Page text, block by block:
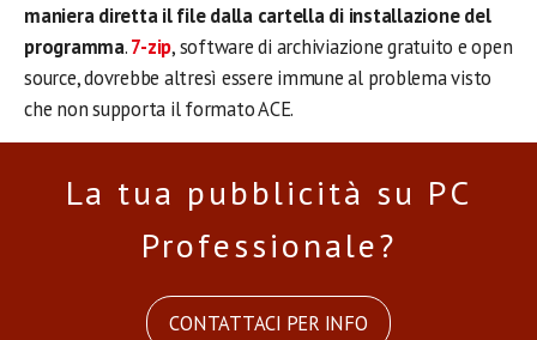
maniera diretta il file dalla cartella di installazione del
programma.7-zip, software di archiviazione gratuito e open
source, dovrebbe altresì essere immune al problema visto
che non supporta il formato ACE.
La tua pubblicità su PC
Professionale?
CONTATTACI PER INFO